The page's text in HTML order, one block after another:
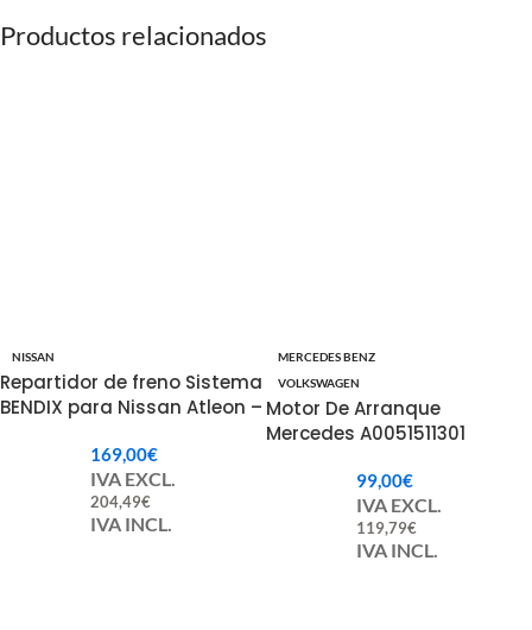
Productos relacionados
NISSAN
Repartidor de freno Sistema
BENDIX para Nissan Atleon –
169,00€
IVA EXCL.
204,49€
IVA INCL.
MERCEDES BENZ
VOLKSWAGEN
Motor De Arranque
Mercedes A0051511301
99,00€
IVA EXCL.
119,79€
IVA INCL.